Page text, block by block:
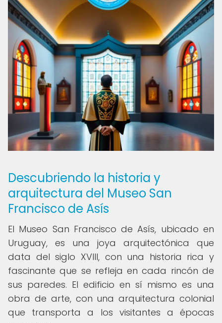
Descubriendo la historia y
arquitectura del Museo San
Francisco de Asís
El Museo San Francisco de Asís, ubicado en
Uruguay, es una joya arquitectónica que
data del siglo XVIII, con una historia rica y
fascinante que se refleja en cada rincón de
sus paredes. El edificio en sí mismo es una
obra de arte, con una arquitectura colonial
que transporta a los visitantes a épocas